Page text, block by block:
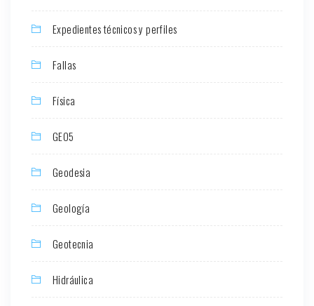
Expedientes técnicos y perfiles
Fallas
Física
GEO5
Geodesia
Geología
Geotecnia
Hidráulica